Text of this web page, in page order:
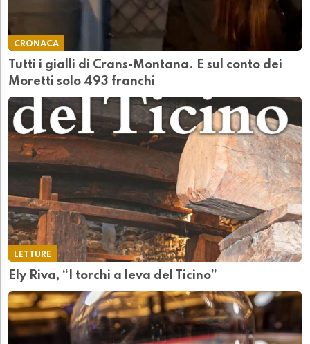
CRONACA
Tutti i gialli di Crans-Montana. E sul conto dei
Moretti solo 493 franchi
LETTURE
Ely Riva, “I torchi a leva del Ticino”